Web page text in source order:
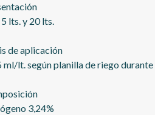
5 lts. y 20 lts.
de aplicación
ml/lt. según planilla de riego
3,24%